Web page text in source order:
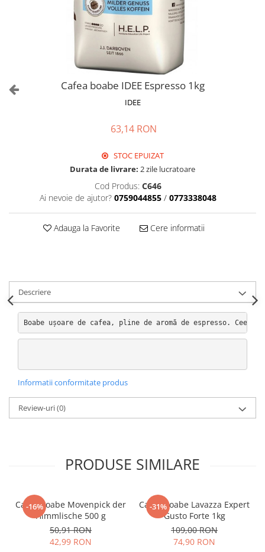
Cafea boabe IDEE Espresso 1kg
IDEE
63,14 RON
STOC EPUIZAT
Durata de livrare: 2 zile lucratoare
Cod Produs: C646
Ai nevoie de ajutor? 0759044855 / 0773338048
Adauga la Favorite Cere informatii
Descriere
Boabe ușoare de cafea, pline de aromă de espresso.
Informatii conformitate produs
Review-uri(0)
PRODUSE SIMILARE
-16%
Cafea boabe Movenpick der
Himmlische 500 g
50,91 RON
42,99 RON
-31%
Cafea boabe Lavazza Expert
Gusto Forte 1kg
109,00 RON
74,90 RON